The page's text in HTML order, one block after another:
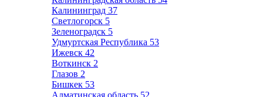
Калининград 37
Светлогорск 5
Зеленоградск 5
Удмуртская Республика 53
Ижевск 42
Воткинск 2
Глазов 2
Бишкек 53
Алматинская область 52